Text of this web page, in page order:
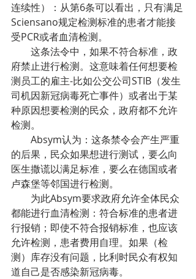
连续性）：从第6条可以看出，只有满足
Sciensano规定检测标准的患者才能接
受PCR或者血清检测。
府禁止进行检测。这意味着任何想要检
测员工的雇主-比如公交公司STIB（发生
司机因新冠病毒死亡事件）或者出于某
种原因想要检测的民众，政府都不允许
检测。
的后果，民众如果想进行测试，要么向
医生撒谎以满足标准，要么在德国或者
卢森堡等邻国进行检测。
都能进行血清检测：符合标准的患者进
行报销；即使不符合报销标准，也应该
允许检测，患者费用自理。如果（检
测）库存没有问题，比利时民众有权知
道自己是否感染新冠病毒。